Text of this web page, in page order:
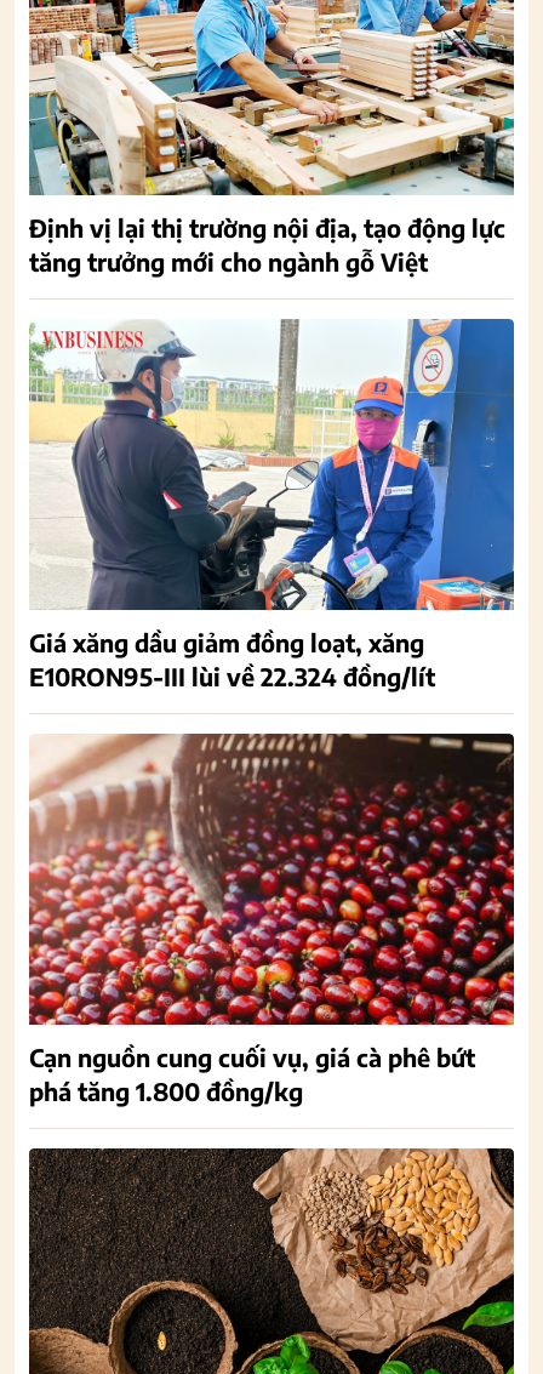
Định vị lại thị trường nội địa, tạo động lực
tăng trưởng mới cho ngành gỗ Việt
Giá xăng dầu giảm đồng loạt, xăng
E10RON95-III lùi về 22.324 đồng/lít
Cạn nguồn cung cuối vụ, giá cà phê bứt
phá tăng 1.800 đồng/kg